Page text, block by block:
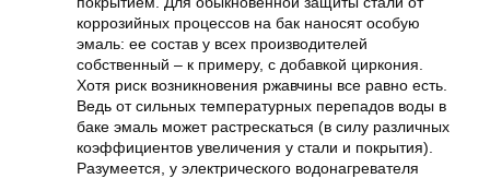
коррозийных процессов на бак наносят особую
эмаль: ее состав у всех производителей
собственный – к примеру, с добавкой циркония.
Хотя риск возникновения ржавчины все равно есть.
Ведь от сильных температурных перепадов воды в
баке эмаль может растрескаться (в силу различных
коэффициентов увеличения у стали и покрытия).
Разумеется, у электрического водонагревателя